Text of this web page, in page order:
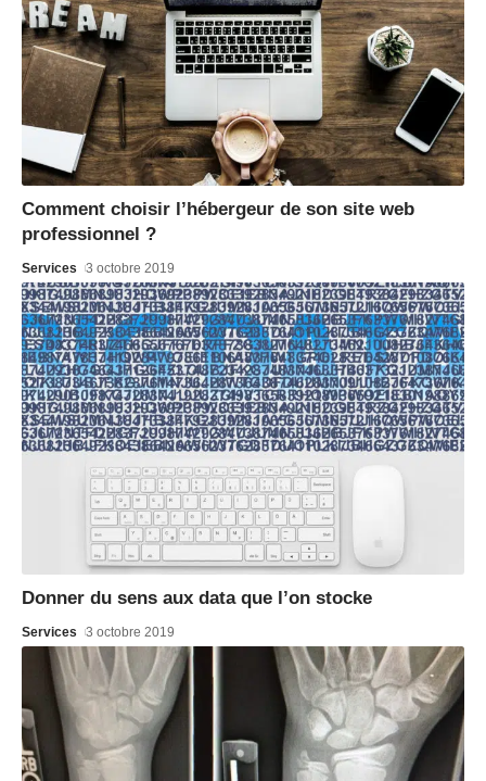
Comment choisir l’hébergeur de son site web
professionnel ?
Services 3 octobre 2019
Donner du sens aux data que l’on stocke
Services 3 octobre 2019